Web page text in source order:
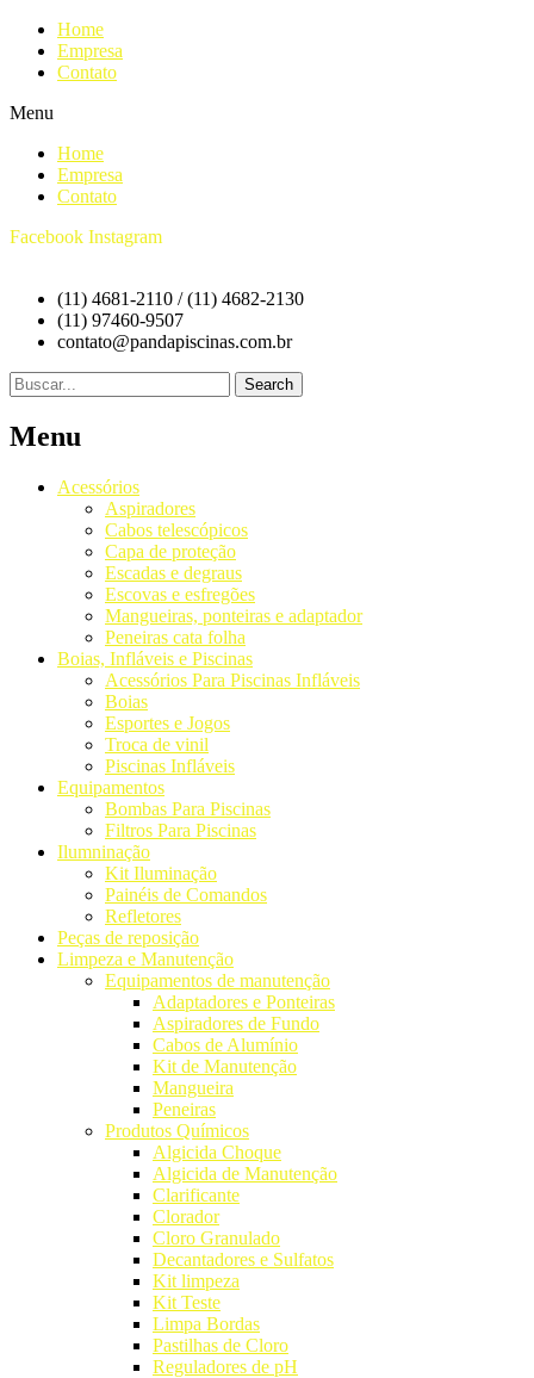
Home
Empresa
Contato
Menu
Home
Empresa
Contato
Facebook Instagram
(11) 4681-2110 / (11) 4682-2130
(11) 97460-9507
contato@pandapiscinas.com.br
Search
Menu
Acessórios
Aspiradores
Cabos telescópicos
Capa de proteção
Escadas e degraus
Escovas e esfregões
Mangueiras, ponteiras e adaptador
Peneiras cata folha
Boias, Infláveis e Piscinas
Acessórios Para Piscinas Infláveis
Boias
Esportes e Jogos
Troca de vinil
Piscinas Infláveis
Equipamentos
Bombas Para Piscinas
Filtros Para Piscinas
Ilumninação
Kit Iluminação
Painéis de Comandos
Refletores
Peças de reposição
Limpeza e Manutenção
Equipamentos de manutenção
Adaptadores e Ponteiras
Aspiradores de Fundo
Cabos de Alumínio
Kit de Manutenção
Mangueira
Peneiras
Produtos Químicos
Algicida Choque
Algicida de Manutenção
Clarificante
Clorador
Cloro Granulado
Decantadores e Sulfatos
Kit limpeza
Kit Teste
Limpa Bordas
Pastilhas de Cloro
Reguladores de pH